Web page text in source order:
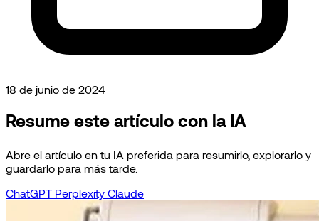
18 de junio de 2024
Resume este artículo con la IA
Abre el artículo en tu IA preferida para resumirlo, explorarlo y
guardarlo para más tarde.
ChatGPT Perplexity Claude